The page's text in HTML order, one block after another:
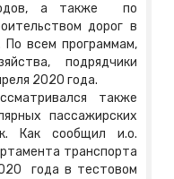
а также по
дорог в
По всем программам,
подрядчики
2020 года.
также
пассажирских
Как сообщил и.о.
транспорта
года в тестовом